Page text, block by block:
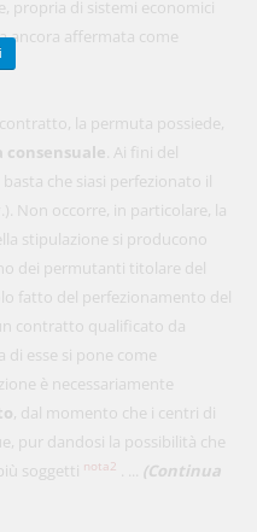
propria di sistemi economici
ancora affermata come
la permuta possiede,
consensuale . Ai fini del
che siasi perfezionato il
Non occorre, in particolare, la
stipulazione si producono
dei permutanti titolare del
fatto del perfezionamento del
contratto qualificato da
di esse si pone come
è necessariamente
, dal momento che i centri di
pur dandosi la possibilità che
soggetti nota2
(Continua
ora